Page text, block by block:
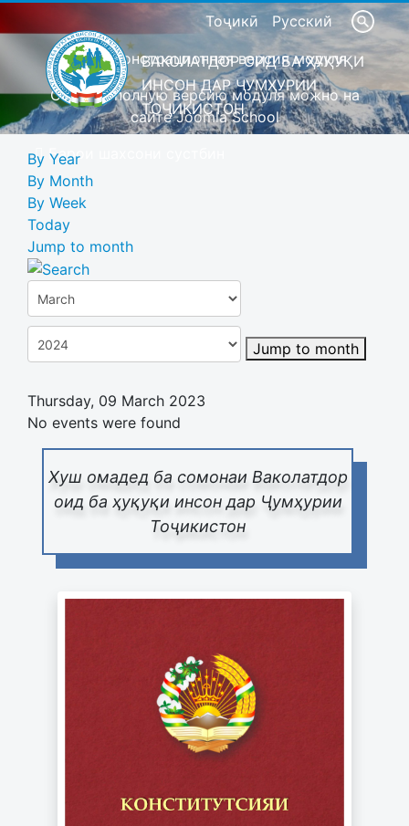
Тоҷикӣ Русский
Это демонстрационная версия модуля
Скачать полную версию модуля можно на
сайте Joomla School
Барои шахсони сустбин
ВАКОЛАТДОР ОИД БА ҲУҚУҚИ
ИНСОН ДАР ҶУМҲУРИИ
ТОҶИКИСТОН
Хуш омадед ба сомонаи Ваколатдор
оид ба ҳуқуқи инсон дар Ҷумҳурии
Тоҷикистон
By Year
By Month
By Week
Today
Jump to month
Jump to month
Thursday, 09 March 2023
No events were found